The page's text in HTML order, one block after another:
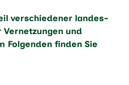
verschiedener landes-
und
Folgenden finden Sie